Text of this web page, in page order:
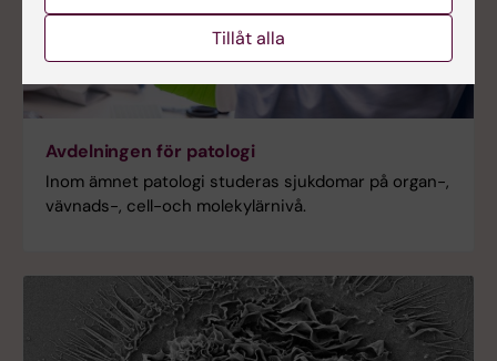
Avdelningen för patologi
Inom ämnet patologi studeras sjukdomar på organ-,
vävnads-, cell-och molekylärnivå.
Tillåt alla